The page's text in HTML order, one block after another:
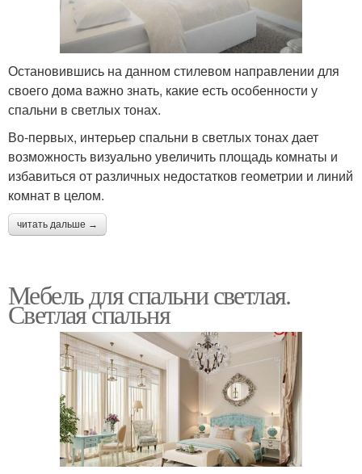
Остановившись на данном стилевом направлении для
своего дома важно знать, какие есть особенности у
спальни в светлых тонах.
Во-первых, интерьер спальни в светлых тонах дает
возможность визуально увеличить площадь комнаты и
избавиться от различных недостатков геометрии и линий
комнат в целом.
читать дальше →
Мебель для спальни светлая.
Светлая спальня